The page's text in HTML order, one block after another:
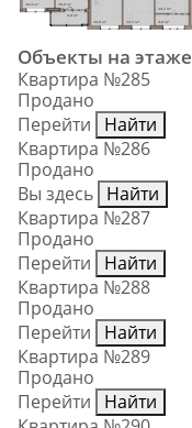
13,7 м²
13,7 м²
12,6 м²
15,6 м²
13,4 м²
4,4 м²
3,6 м²
Объекты на этаже
Квартира №285
Продано
Перейти
Найти
Квартира №286
Продано
Вы здесь Найти
Квартира №287
Продано
Перейти
Найти
Квартира №288
Продано
Перейти
Найти
Квартира №289
Продано
Перейти
Найти